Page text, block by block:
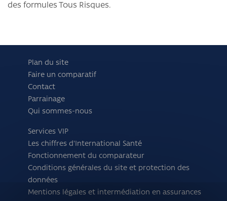
des formules Tous Risques.
Plan du site
Faire un comparatif
Contact
Parrainage
Qui sommes-nous
Services VIP
Les chiffres d'International Santé
Fonctionnement du comparateur
Conditions générales du site et protection des
données
Mentions légales et intermédiation en assurances